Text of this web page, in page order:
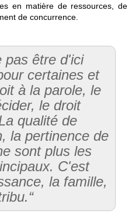
en matière de ressources, de
de concurrence.
pas être d'ici
certaines et
à la parole, le
le droit
qualité de
la pertinence de
sont plus les
C'est
la famille,